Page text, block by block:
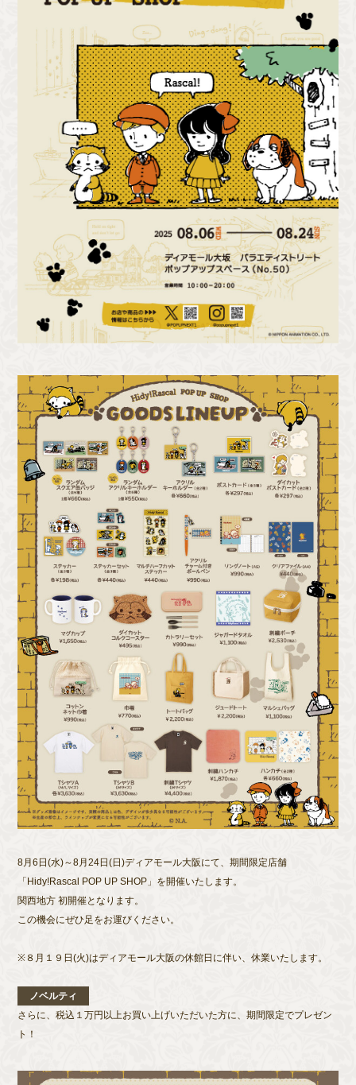
8月6日(水)～8月24日(日)ディアモール大阪にて、期間限定店舗
「Hidy!Rascal POP UP SHOP」を開催いたします。
関西地方 初開催となります。
この機会にぜひ足をお運びください。
※８月１９日(火)はディアモール大阪の休館日に伴い、休業いたします。
ノベルティ
さらに、税込１万円以上お買い上げいただいた方に、期間限定でプレゼン
ト！